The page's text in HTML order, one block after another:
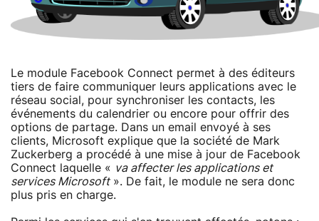
Le module Facebook Connect permet à des éditeurs
tiers de faire communiquer leurs applications avec le
réseau social, pour synchroniser les contacts, les
événements du calendrier ou encore pour offrir des
options de partage. Dans un email envoyé à ses
clients, Microsoft explique que la société de Mark
Zuckerberg a procédé à une mise à jour de Facebook
Connect laquelle « va affecter les applications et
services Microsoft». De fait, le module ne sera donc
plus pris en charge.